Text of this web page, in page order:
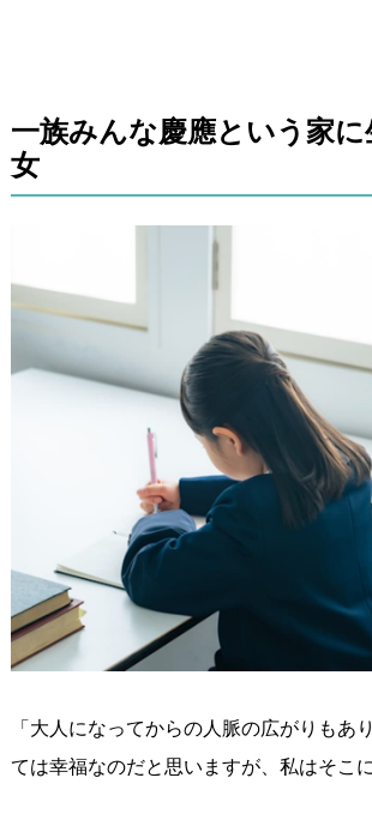
一族みんな慶應という家
女
「大人になってからの人脈の広がりもあ
ては幸福なのだと思いますが、私はそこ